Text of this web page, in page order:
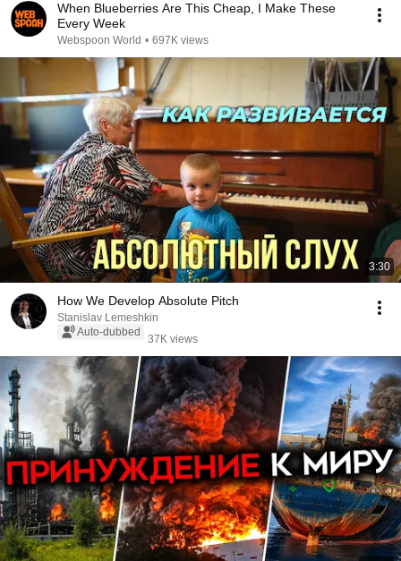
When Blueberries Are This Cheap, I Make These
Every Week
Webspoon World • 697K views
3:30
How We Develop Absolute Pitch
Stanislav Lemeshkin
Auto-dubbed
37K views